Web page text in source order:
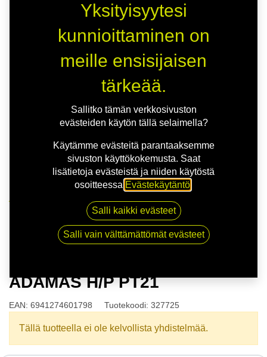
175/60R13 77H POWERTRAC ADAMAS H/P PT21
ADAMAS H/P PT21
EAN: 6941274601798 Tuotekoodi: 327725
Tällä tuotteella ei ole kelvollista yhdistelmää.
Yksityisyytesi
kunnioittaminen on
meille ensisijaisen
tärkeää.
Sallitko tämän verkkosivuston
evästeiden käytön tällä selaimella?
Käytämme evästeitä parantaaksemme
sivuston käyttökokemusta. Saat
lisätietoja evästeistä ja niiden käytöstä
osoitteessa Evästekäytäntö
Salli kaikki evästeet
Salli vain välttämättömät evästeet